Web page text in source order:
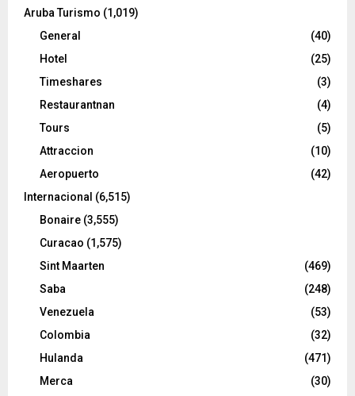
Aruba Turismo (1,019)
General
(40)
Hotel
(25)
Timeshares
(3)
Restaurantnan
(4)
Tours
(5)
Attraccion
(10)
Aeropuerto
(42)
Internacional (6,515)
Bonaire (3,555)
Curacao (1,575)
Sint Maarten
(469)
Saba
(248)
Venezuela
(53)
Colombia
(32)
Hulanda
(471)
Merca
(30)